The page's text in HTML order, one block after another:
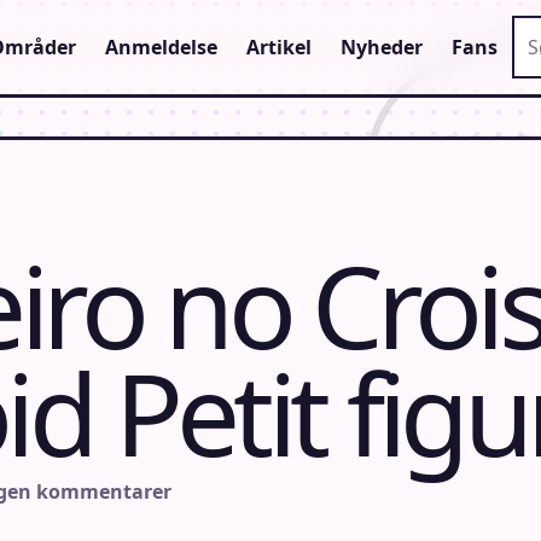
Anmeldelse Artikel Nyheder Fans
no
Petit
kommentarer